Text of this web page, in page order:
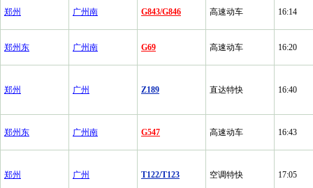
郑州 广州南 G843/G846 高速动车 16:14
郑州东 广州南 G69 高速动车 16:20
郑州 广州 Z189 直达特快 16:40
郑州东 广州南 G547 高速动车 16:43
郑州 广州 T122/T123 空调特快 17:05